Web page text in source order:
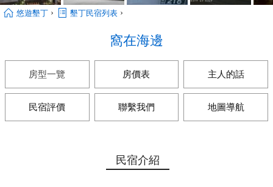
悠遊墾丁 › 墾丁民宿列表 ›
窩在海邊
房型一覽 房價表 主人的話
民宿評價 聯繫我們 地圖導航
民宿介紹